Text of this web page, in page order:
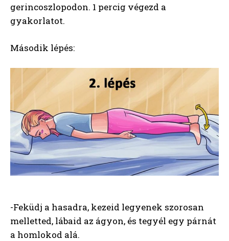
gerincoszlopodon. 1 percig végezd a
gyakorlatot.
Második lépés:
-Feküdj a hasadra, kezeid legyenek szorosan
melletted, lábaid az ágyon, és tegyél egy párnát
a homlokod alá.